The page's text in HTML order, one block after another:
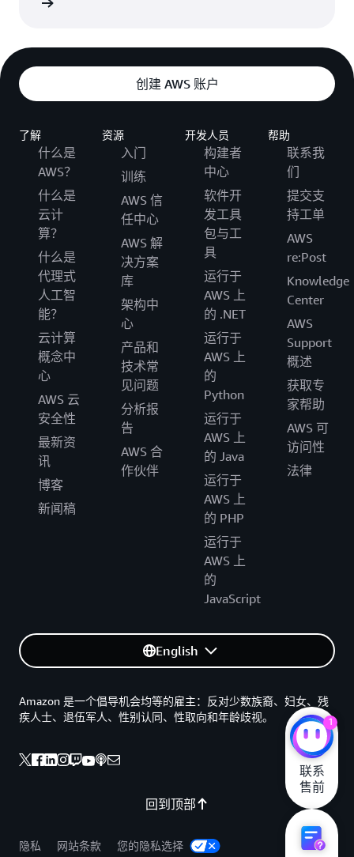
创建 AWS 账户
了解
什么是
AWS？
什么是
云计
算？
什么是
代理式
人工智
能？
云计算
概念中
心
AWS 云
安全性
最新资
讯
博客
新闻稿
资源
入门
训练
AWS 信
任中心
AWS 解
决方案
库
架构中
心
产品和
技术常
见问题
分析报
告
AWS 合
作伙伴
开发人员
构建者
中心
软件开
发工具
包与工
具
运行于
AWS 上
的 .NET
运行于
AWS 上
的
Python
运行于
AWS 上
的 Java
运行于
AWS 上
的 PHP
运行于
AWS 上
的
JavaScript
帮助
联系我
们
提交支
持工单
AWS
re:Post
Knowledge
Center
AWS
Support
概述
获取专
家帮助
AWS 可
访问性
法律
English
回到顶部
Amazon 是一个倡导机会均等的雇主：反对少数族裔、妇女、残
疾人士、退伍军人、性别认同、性取向和年龄歧视。
隐私 网站条款
您的隐私选择
1
联系
售前